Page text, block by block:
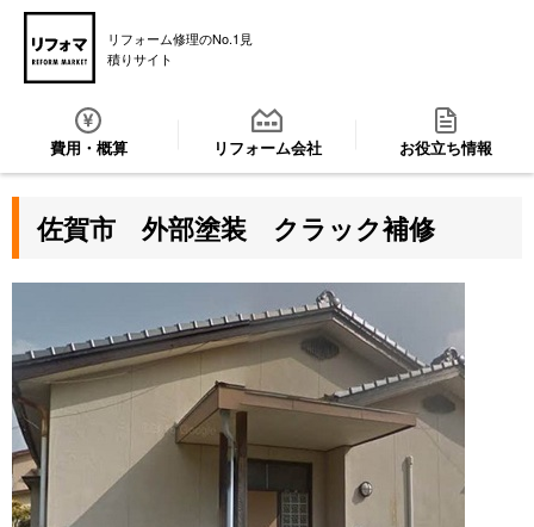
リフォーム修理のNo.1見
積りサイト
費用・概算 リフォーム会社 お役立ち情報
佐賀市 外部塗装 クラック補修